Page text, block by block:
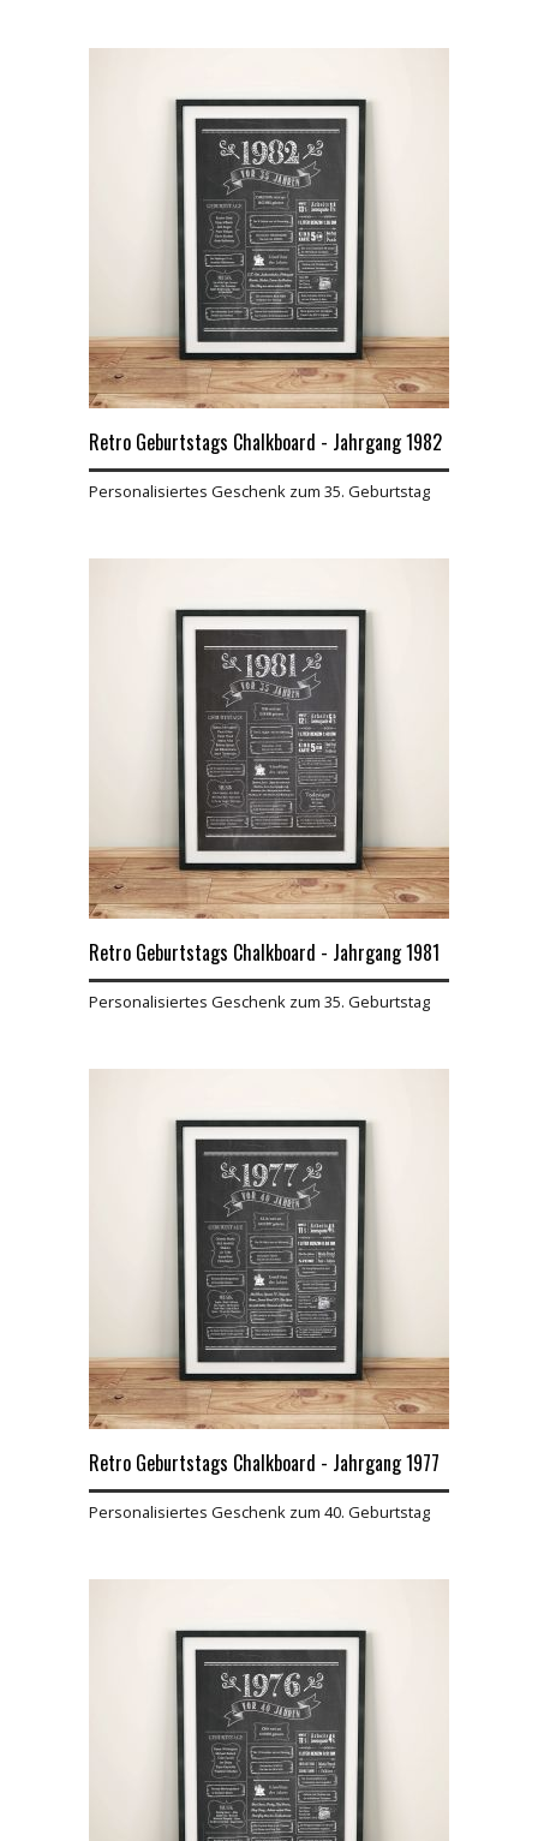
Retro Geburtstags Chalkboard - Jahrgang 1982
Personalisiertes Geschenk zum 35. Geburtstag
Retro Geburtstags Chalkboard - Jahrgang 1981
Personalisiertes Geschenk zum 35. Geburtstag
Retro Geburtstags Chalkboard - Jahrgang 1977
Personalisiertes Geschenk zum 40. Geburtstag